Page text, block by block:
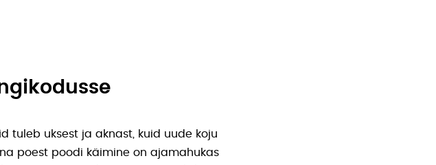
tuleb uksest ja aknast, kuid uude koju
poest poodi käimine on ajamahukas